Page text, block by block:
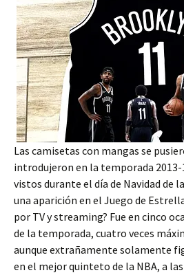
Las camisetas con mangas se
introdujeron en la temporada
vistos durante el día de Navidad de
una aparición en el Juego de
por TV y streaming? Fue en cinco
de la temporada, cuatro veces
aunque extrañamente solamente
en el mejor quinteto de la NBA, a